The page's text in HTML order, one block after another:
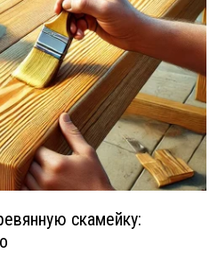
скамейку: